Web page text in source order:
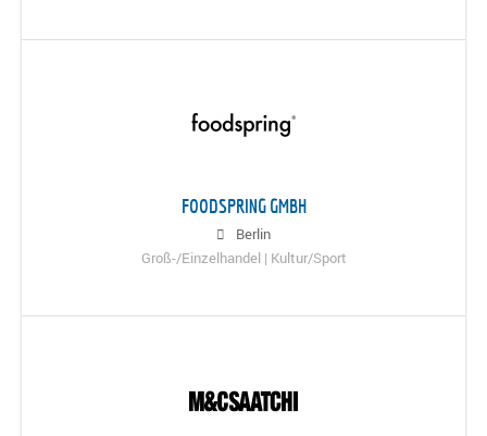
FOODSPRING GMBH
Berlin
Groß-/Einzelhandel | Kultur/Sport